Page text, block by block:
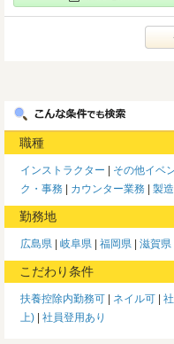
職種
インストラクター その他イベ
ク・事務
カウンター業務 製
勤務地
広島県 岐阜県 福岡県 滋賀県
こだわり条件
扶養控除内勤務可 ネイル可
上)
社員登用あり